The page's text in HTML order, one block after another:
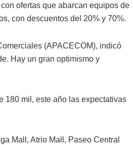
ofertas que abarcan equipos de
con descuentos del 20% y 70%.
(APACECOM), indicó
Hay un gran optimismo y
180 mil, este año las expectativas
Mall, Atrio Mall, Paseo Central